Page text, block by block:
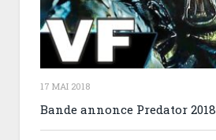
17 MAI 2018
Bande annonce Predator 2018